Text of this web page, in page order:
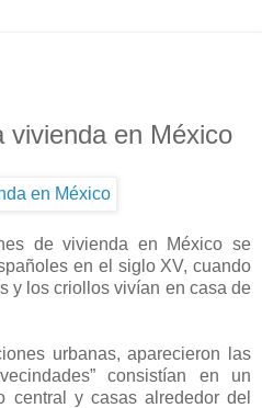
vivienda en México
de vivienda en México se
en el siglo XV, cuando
y los criollos vivían en casa de
urbanas, aparecieron las
consistían en un
central y casas alrededor del